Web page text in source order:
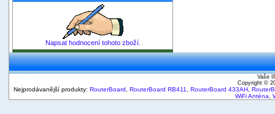
Napsat hodnocení tohoto zboží.
Vaše
Copyright ©
Nejprodávanější produkty: RouterBoard RouterBoard RB411 RouterBoard 433AH
WiFi Anténa